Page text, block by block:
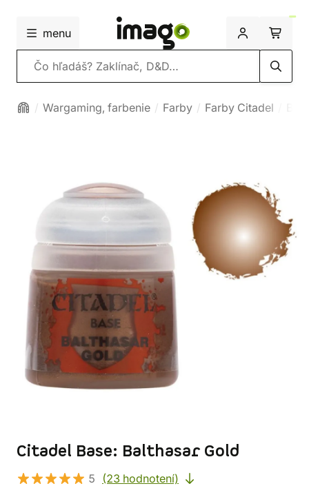
menu
Vyhľadávanie
Wargaming, farbenie Farby Farby Citadel
Citadel Base: Balthasar Gold
5 (23 hodnotení)